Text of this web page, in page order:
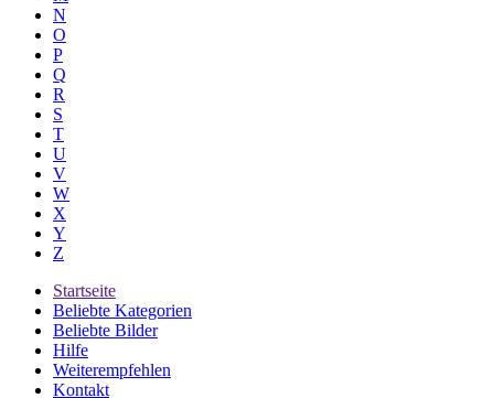
N
O
P
Q
R
S
T
U
V
W
X
Y
Z
Startseite
Beliebte Kategorien
Beliebte Bilder
Hilfe
Weiterempfehlen
Kontakt